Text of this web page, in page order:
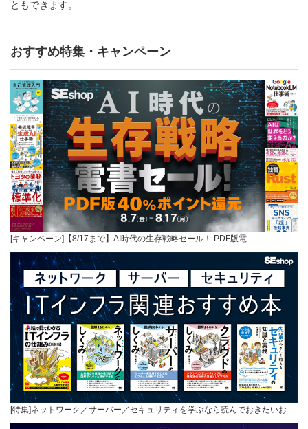
ともできます。
おすすめ特集・キャンペーン
[キャンペーン]【8/17まで】AI時代の生存戦略セール！ PDF版電…
[特集]ネットワーク／サーバー／セキュリティを学ぶなら読んでおきたいお…